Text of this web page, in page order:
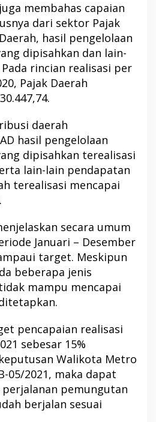
membahas capaian
dari sektor Pajak
hasil pengelolaan
dipisahkan dan lain-
Pada rincian realisasi per
Pajak Daerah
daerah
hasil pengelolaan
dipisahkan terealisasi
lain-lain pendapatan
terealisasi mencapai
secara umum
Januari – Desember
target. Meskipun
beberapa jenis
mampu mencapai
pencapaian realisasi
sebesar 15%
Walikota Metro
05/2021, maka dapat
pemungutan
berjalan sesuai